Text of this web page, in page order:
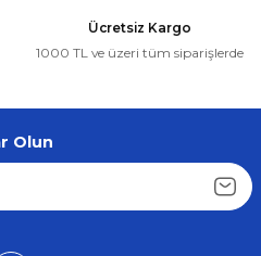
Ücretsiz Kargo
1000 TL ve üzeri tüm siparişlerde
Olun